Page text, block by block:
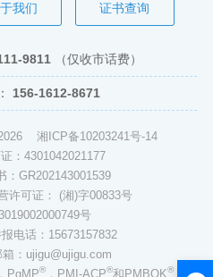
我们 证书查询
9811 （仅收市话费）
156-1612-8671
湘ICP备10203241号-14
：4301042021177
：GR202143001539
许可证： (湘)字00833号
号
电话：15673157832
：ujigu@ujigu.com
PgMP®，PMI-ACP®和PMBOK®